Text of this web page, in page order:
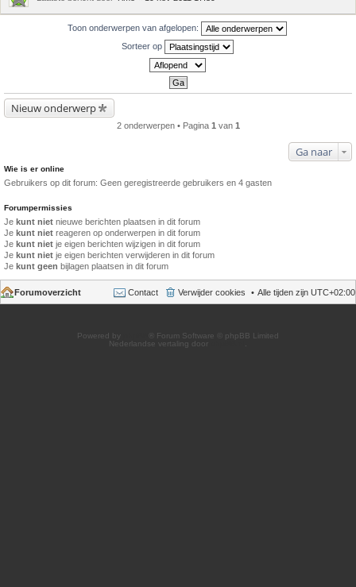
Toon onderwerpen van afgelopen:
Sorteer op
Nieuw onderwerp
2 onderwerpen • Pagina 1 van 1
Ga naar
Wie is er online
Gebruikers op dit forum: Geen geregistreerde gebruikers en 4 gasten
Forumpermissies
Je kunt niet nieuwe berichten plaatsen in dit forum
Je kunt niet reageren op onderwerpen in dit forum
Je kunt niet je eigen berichten wijzigen in dit forum
Je kunt niet je eigen berichten verwijderen in dit forum
Je kunt geen bijlagen plaatsen in dit forum
Forumoverzicht Alle tijden zijn UTC+02:00
Verwijder cookies
Contact
Powered by
® Forum Software © phpBB Limited
Nederlandse vertaling door